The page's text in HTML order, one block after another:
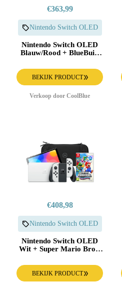
€363,99
Nintendo Switch OLED
Nintendo Switch OLED
Blauw/Rood + BlueBuilt
BEKIJK PRODUCT
Verkoop door CoolBlue
€408,98
Nintendo Switch OLED
Nintendo Switch OLED
Wit + Super Mario Bros.
Beschermhoes
BEKIJK PRODUCT